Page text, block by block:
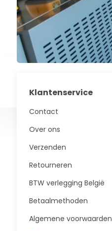
Klantenservice
Contact
Over ons
Verzenden
Retourneren
BTW verlegging België
Betaalmethoden
Algemene voorwaarden